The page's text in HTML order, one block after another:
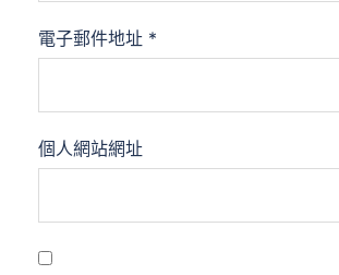
電子郵件地址 *
個人網站網址